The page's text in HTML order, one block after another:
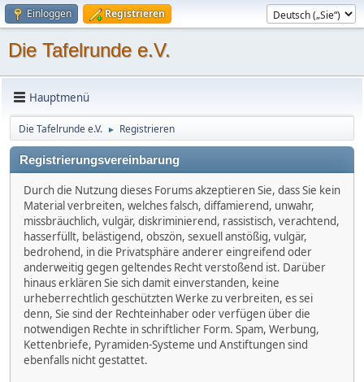
Einloggen Registrieren
Die Tafelrunde e.V.
Hauptmenü
Die Tafelrunde e.V. ► Registrieren
Registrierungsvereinbarung
Durch die Nutzung dieses Forums akzeptieren Sie, dass Sie kein
Material verbreiten, welches falsch, diffamierend, unwahr,
missbräuchlich, vulgär, diskriminierend, rassistisch, verachtend,
hasserfüllt, belästigend, obszön, sexuell anstößig, vulgär,
bedrohend, in die Privatsphäre anderer eingreifend oder
anderweitig gegen geltendes Recht verstoßend ist. Darüber
hinaus erklären Sie sich damit einverstanden, keine
urheberrechtlich geschützten Werke zu verbreiten, es sei
denn, Sie sind der Rechteinhaber oder verfügen über die
notwendigen Rechte in schriftlicher Form. Spam, Werbung,
Kettenbriefe, Pyramiden-Systeme und Anstiftungen sind
ebenfalls nicht gestattet.